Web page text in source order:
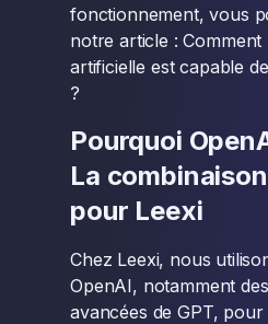
fonctionnement, vous
notre article : Comment
artificielle est capable
?
Pourquoi
La
pour Leexi
Chez Leexi, nous
OpenAI, notamment
avancées de GPT,